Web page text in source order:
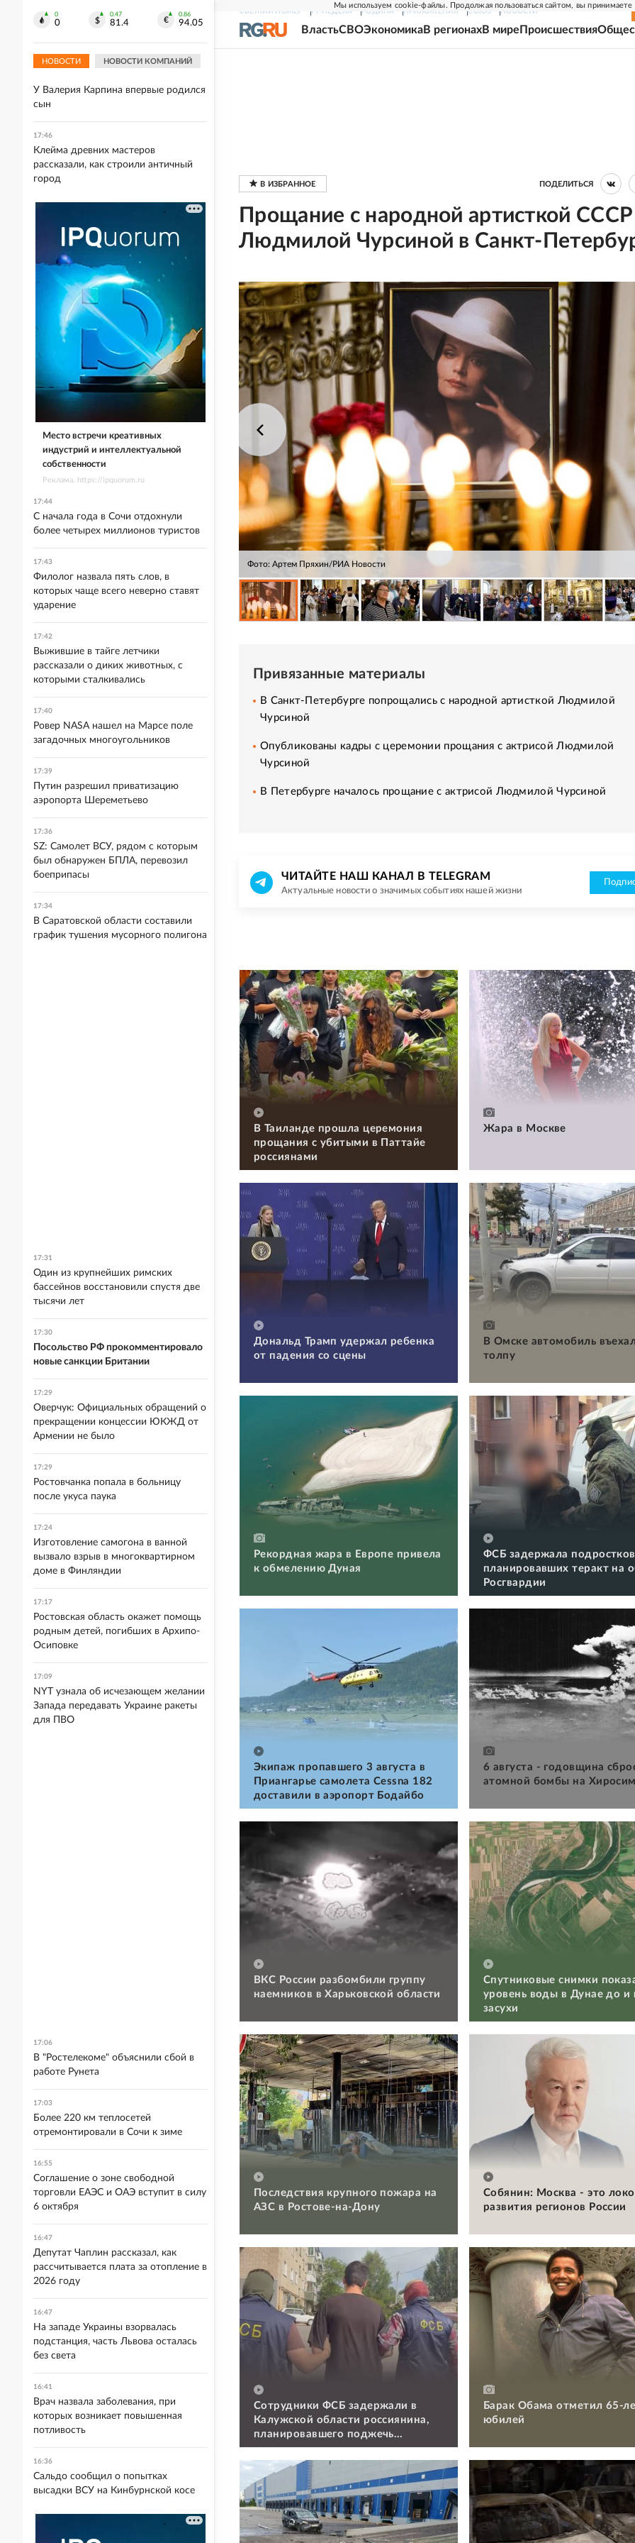
Мы используем cookie-файлы. Продолжая пользоваться сайтом, вы принимаете
СВЕЖИЙ НОМЕР РГ-НЕДЕЛЯ РОДИНА ПРИЛОЖЕНИЯ СОЮЗ НОВОСТИ
ВластьСВОЭкономикаВ регионахВ мире Происшествия
ПОДЕЛИТЬСЯ
Прощание с народной артисткой СССР
Людмилой Чурсиной в Санкт-
Фото: Артем Пряхин/РИА Новости
Привязанные материалы
В Санкт-Петербурге попрощались с народной артисткой Людмилой
Чурсиной
Опубликованы кадры с церемонии прощания с актрисой Людмилой
Чурсиной
В Петербурге началось прощание с актрисой Людмилой Чурсиной
ЧИТАЙТЕ НАШ КАНАЛ В TELEGRAM
Актуальные новости о значимых событиях нашей жизни
В Таиланде прошла церемония
прощания с убитыми в Паттайе
россиянами
Жара в Москве
Дональд Трамп удержал ребенка
от падения со сцены
В Омске автомобиль
толпу
Рекордная жара в Европе привела
к обмелению Дуная
ФСБ задержала
планировавших теракт на
Росгвардии
Экипаж пропавшего 3 августа в
Приангарье самолета Cessna 182
доставили в аэропорт Бодайбо
6 августа - годовщина
атомной бомбы на
ВКС России разбомбили группу
наемников в Харьковской области
Спутниковые снимки
уровень воды в Дунае до и
засухи
Последствия крупного пожара на
АЗС в Ростове-на-Дону
Собянин: Москва - это
развития регионов России
Сотрудники ФСБ задержали в
Калужской области россиянина,
планировавшего поджечь
военкомат
Барак Обама отметил 65-
юбилей
0
0
0.47
81.4
0.86
94.05
НОВОСТИ НОВОСТИ КОМПАНИЙ
Канатную дорогу Нижний Новгород
У Валерия Карпина впервые родился
сын
17:46
Клейма древних мастеров
рассказали, как строили античный
город
Место встречи креативных
индустрий и интеллектуальной
собственности
Реклама. https://ipquorum.ru
17:44
С начала года в Сочи отдохнули
более четырех миллионов туристов
17:43
Филолог назвала пять слов, в
которых чаще всего неверно ставят
ударение
17:42
Выжившие в тайге летчики
рассказали о диких животных, с
которыми сталкивались
17:40
Ровер NASA нашел на Марсе поле
загадочных многоугольников
17:39
Путин разрешил приватизацию
аэропорта Шереметьево
17:36
SZ: Самолет ВСУ, рядом с которым
был обнаружен БПЛА, перевозил
боеприпасы
17:34
В Саратовской области составили
график тушения мусорного полигона
17:31
Один из крупнейших римских
бассейнов восстановили спустя две
тысячи лет
17:30
Посольство РФ прокомментировало
новые санкции Британии
17:29
Оверчук: Официальных обращений о
прекращении концессии ЮКЖД от
Армении не было
17:29
Ростовчанка попала в больницу
после укуса паука
17:24
Изготовление самогона в ванной
вызвало взрыв в многоквартирном
доме в Финляндии
17:17
Ростовская область окажет помощь
родным детей, погибших в Архипо-
Осиповке
17:09
NYT узнала об исчезающем желании
Запада передавать Украине ракеты
для ПВО
17:06
В "Ростелекоме" объяснили сбой в
работе Рунета
17:03
Более 220 км теплосетей
отремонтировали в Сочи к зиме
16:55
Соглашение о зоне свободной
торговли ЕАЭС и ОАЭ вступит в силу
6 октября
16:47
Депутат Чаплин рассказал, как
рассчитывается плата за отопление в
2026 году
16:47
На западе Украины взорвалась
подстанция, часть Львова осталась
без света
16:41
Врач назвала заболевания, при
которых возникает повышенная
потливость
16:36
Сальдо сообщил о попытках
высадки ВСУ на Кинбурнской косе